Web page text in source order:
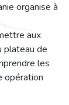
organise à
aux
plateau de
les
opération